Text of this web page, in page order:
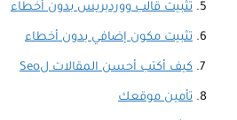
تثبيت قالب ووردبريس بدون أخطاء
تثبيت مكون إضافي بدون أخطاء
كيف أكتب أحسن المقالات لSeo
تأمين موقعك